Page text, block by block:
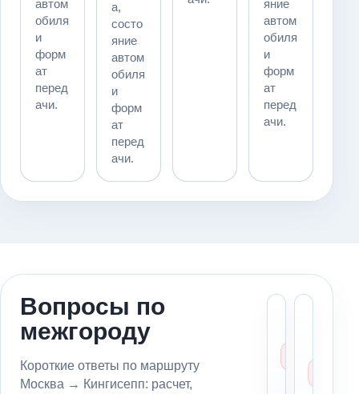
автом
обиля
и
форм
ат
перед
ачи.
а,
состо
яние
автом
обиля
и
форм
ат
перед
ачи.
яние
автом
обиля
и
форм
ат
перед
ачи.
Вопросы по
межгороду
Короткие ответы по маршруту
Москва → Кингисепп: расчет,
из
в